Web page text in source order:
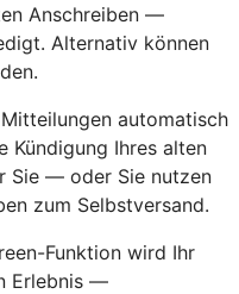
Anschreiben —
Alternativ können
automatisch
Kündigung Ihres alten
Sie — oder Sie nutzen
zum Selbstversand.
Funktion wird Ihr
Erlebnis —